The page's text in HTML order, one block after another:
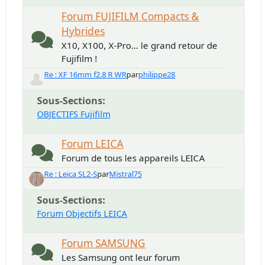
Forum FUJIFILM Compacts &
Hybrides
X10, X100, X-Pro... le grand retour de
Fujifilm !
Re : XF 16mm f2.8 R WRparphilippe28
Sous-Sections
OBJECTIFS Fujifilm
Forum LEICA
Forum de tous les appareils LEICA
Re : Leica SL2-SparMistral75
Sous-Sections
Forum Objectifs LEICA
Forum SAMSUNG
Les Samsung ont leur forum